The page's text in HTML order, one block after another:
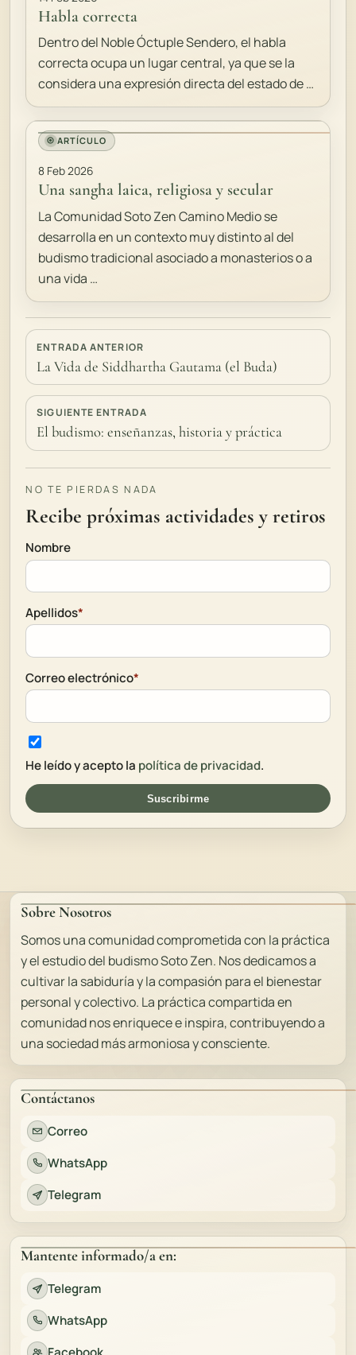
Habla correcta
Dentro del Noble Óctuple Sendero, el habla
correcta ocupa un lugar central, ya que se la
considera una expresión directa del estado de …
ARTÍCULO
8 Feb 2026
Una sangha laica, religiosa y secular
La Comunidad Soto Zen Camino Medio se
desarrolla en un contexto muy distinto al del
budismo tradicional asociado a monasterios o a
una vida …
ENTRADA ANTERIOR
La Vida de Siddhartha Gautama (el Buda)
SIGUIENTE ENTRADA
El budismo: enseñanzas, historia y práctica
NO TE PIERDAS NADA
Recibe próximas actividades y retiros
Nombre
Apellidos*
Correo electrónico*
He leído y acepto la política de privacidad.
Suscribirme
Sobre Nosotros
Somos una comunidad comprometida con la práctica
y el estudio del budismo Soto Zen. Nos dedicamos a
cultivar la sabiduría y la compasión para el bienestar
personal y colectivo. La práctica compartida en
comunidad nos enriquece e inspira, contribuyendo a
una sociedad más armoniosa y consciente.
Contáctanos
Correo
WhatsApp
Telegram
Mantente informado/a en:
Telegram
WhatsApp